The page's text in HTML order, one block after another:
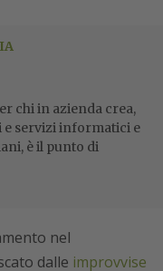
chi in azienda crea,
e servizi informatici e
è il punto di
nel
dalle improvvise